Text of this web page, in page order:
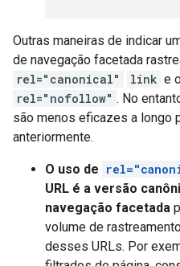
Outras maneiras de indicar
de navegação facetada
rel="canonical"
link e
rel="nofollow" . No
são menos eficazes a longo
anteriormente.
O uso de
URL é a versão
navegação facetada
volume de
desses URLs. Por